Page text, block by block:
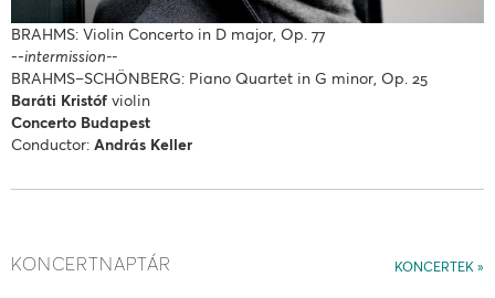
BRAHMS: Violin Concerto in D major, Op. 77
--intermission--
BRAHMS–SCHÖNBERG: Piano Quartet in G minor, Op. 25
Baráti Kristóf violin
Concerto Budapest
Conductor: András Keller
KONCERTEK
KONCERTNAPTÁR